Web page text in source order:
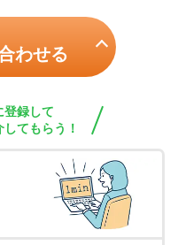
わせる
登録して
てもらう！